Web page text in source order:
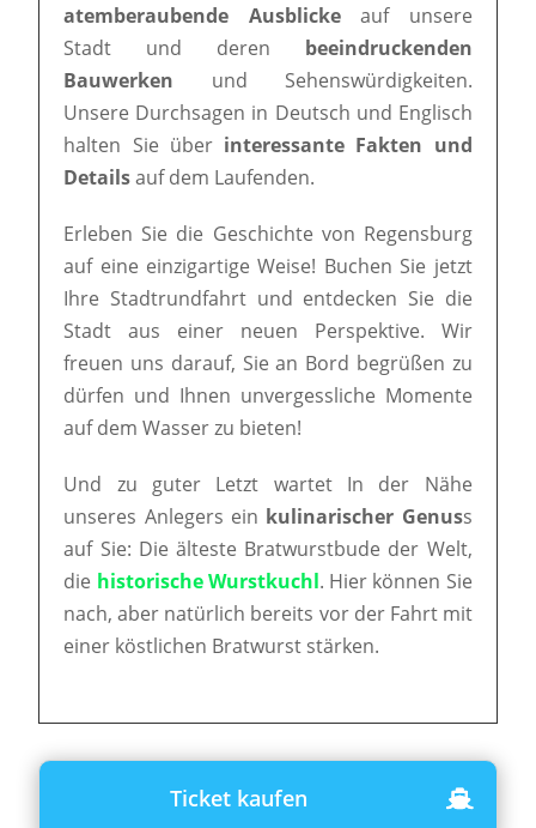
atemberaubende Ausblickeauf unsere
Stadt und deren beeindruckenden
Bauwerken und Sehenswürdigkeiten.
Unsere Durchsagen in Deutsch und Englisch
halten Sie über interessante Fakten und
Detailsauf dem Laufenden.
Erleben Sie die Geschichte von Regensburg
auf eine einzigartige Weise! Buchen Sie jetzt
Ihre Stadtrundfahrt und entdecken Sie die
Stadt aus einer neuen Perspektive. Wir
freuen uns darauf, Sie an Bord begrüßen zu
dürfen und Ihnen unvergessliche Momente
auf dem Wasser zu bieten!
Und zu guter Letzt wartet In der Nähe
unseres Anlegers ein kulinarischer Genuss
auf Sie: Die älteste Bratwurstbude der Welt,
die historische Wurstkuchl. Hier können Sie
nach, aber natürlich bereits vor der Fahrt mit
einer köstlichen Bratwurst stärken.
Ticket kaufen